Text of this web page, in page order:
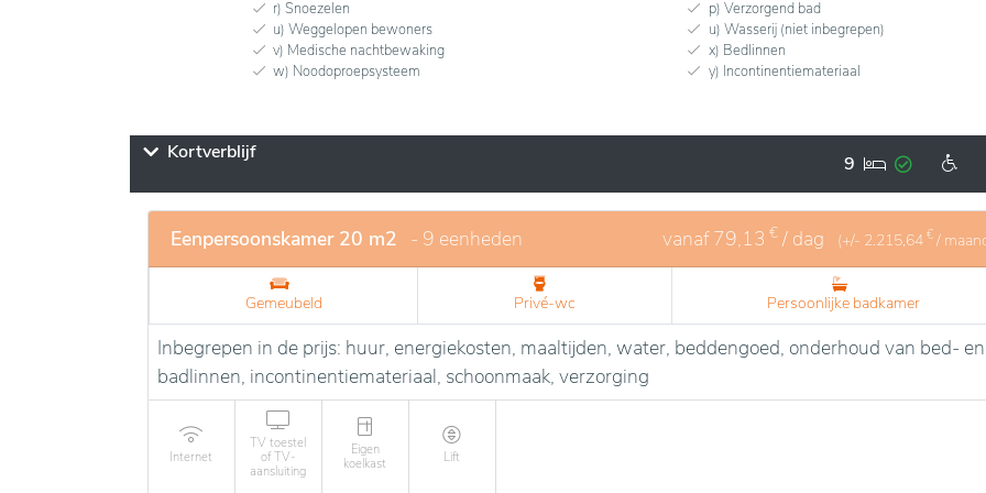
r) Snoezelen
u) Weggelopen bewoners
v) Medische nachtbewaking
w) Noodoproepsysteem
p) Verzorgend bad
u) Wasserij (niet inbegrepen)
x) Bedlinnen
y) Incontinentiemateriaal
Kortverblijf 9
Eenpersoonskamer 20 m2 - 9 eenheden vanaf79,13 € / dag (+/- 2.215,64 € /
Gemeubeld Privé-wc Persoonlijke badkamer
Inbegrepen in de prijs: huur, energiekosten, maaltijden, water, beddengoed, onderhoud van bed- en
badlinnen, incontinentiemateriaal, schoonmaak, verzorging
Internet
TV toestel
of TV-
aansluiting
Eigen
koelkast
Lift